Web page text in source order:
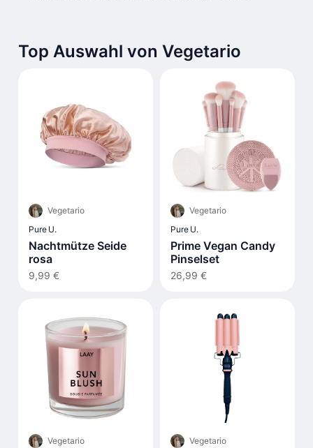
Top Auswahl von Vegetario
Vegetario
Pure U.
Nachtmütze Seide
rosa
9,99 €
Vegetario
Pure U.
Prime Vegan Candy
Pinselset
26,99 €
Vegetario Vegetario